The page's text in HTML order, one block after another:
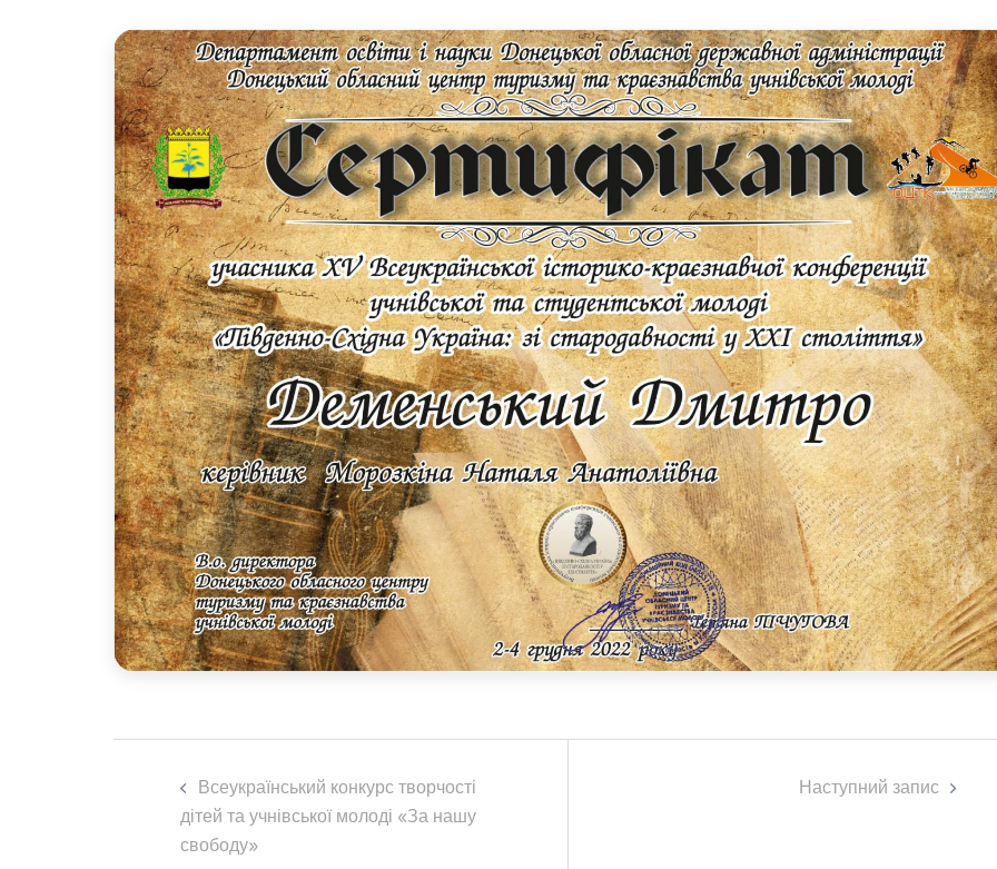
Всеукраїнський конкурс творчості
дітей та учнівської молоді «За нашу
свободу»
Наступний запис